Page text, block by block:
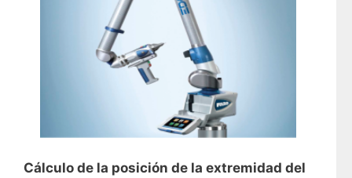
Cálculo de la posición de la extremidad del